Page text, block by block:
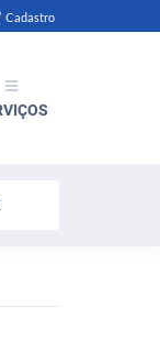
Cadastro